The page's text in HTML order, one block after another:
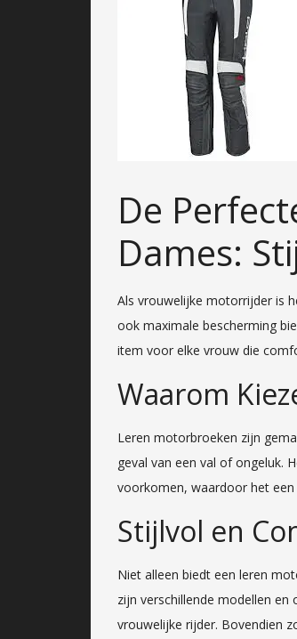
De
Dames:
Als vrouwelijke motorrijder is
ook maximale bescherming
item voor elke vrouw die
Waarom
Leren motorbroeken zijn
geval van een val of ongeluk.
voorkomen, waardoor het
Stijlvol en
Niet alleen biedt een leren
zijn verschillende modellen
vrouwelijke rijder. Bovendien